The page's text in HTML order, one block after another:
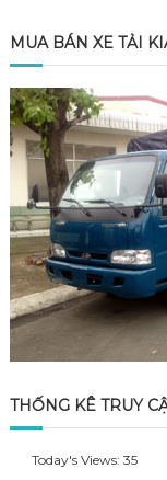
MUA BÁN XE TẢI
THỐNG KÊ TRUY
Today's Views: 35